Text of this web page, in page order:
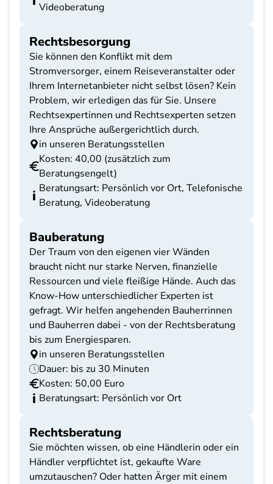
Videoberatung
Rechtsbesorgung
Sie können den Konflikt mit dem
Stromversorger, einem Reiseveranstalter oder
Ihrem Internetanbieter nicht selbst lösen? Kein
Problem, wir erledigen das für Sie. Unsere
Rechtsexpertinnen und Rechtsexperten setzen
Ihre Ansprüche außergerichtlich durch.
in unseren Beratungsstellen
Kosten: 40,00 (zusätzlich zum
Beratungsengelt)
Beratungsart: Persönlich vor Ort, Telefonische
Beratung, Videoberatung
Bauberatung
Der Traum von den eigenen vier Wänden
braucht nicht nur starke Nerven, finanzielle
Ressourcen und viele fleißige Hände. Auch das
Know-How unterschiedlicher Experten ist
gefragt. Wir helfen angehenden Bauherrinnen
und Bauherren dabei - von der Rechtsberatung
bis zum Energiesparen.
in unseren Beratungsstellen
Dauer: bis zu 30 Minuten
Kosten: 50,00 Euro
Beratungsart: Persönlich vor Ort
Rechtsberatung
Sie möchten wissen, ob eine Händlerin oder ein
Händler verpflichtet ist, gekaufte Ware
umzutauschen? Oder hatten Ärger mit einem